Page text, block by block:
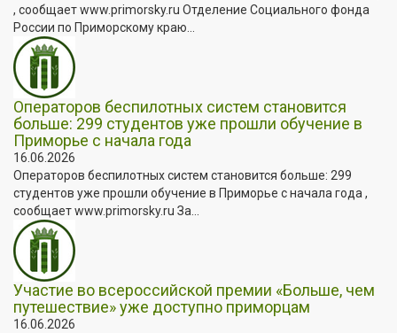
, сообщает www.primorsky.ru Отделение Социального фонда
России по Приморскому краю...
Операторов беспилотных систем становится
больше: 299 студентов уже прошли обучение в
Приморье с начала года
16.06.2026
Операторов беспилотных систем становится больше: 299
студентов уже прошли обучение в Приморье с начала года ,
сообщает www.primorsky.ru За...
Участие во всероссийской премии «Больше, чем
путешествие» уже доступно приморцам
16.06.2026